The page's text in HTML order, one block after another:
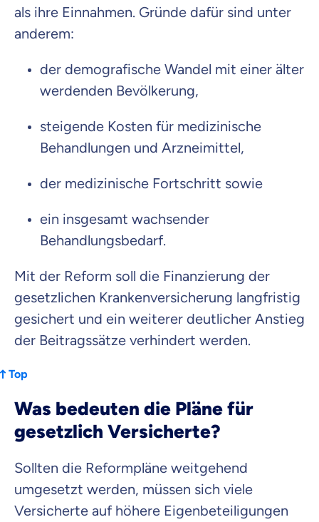
als ihre Einnahmen. Gründe dafür sind unter
anderem:
der demografische Wandel mit einer älter
werdenden Bevölkerung,
steigende Kosten für medizinische
Behandlungen und Arzneimittel,
der medizinische Fortschritt sowie
ein insgesamt wachsender
Behandlungsbedarf.
Mit der Reform soll die Finanzierung der
gesetzlichen Krankenversicherung langfristig
gesichert und ein weiterer deutlicher Anstieg
der Beitragssätze verhindert werden.
Top
Was bedeuten die Pläne für
gesetzlich Versicherte?
Sollten die Reformpläne weitgehend
umgesetzt werden, müssen sich viele
Versicherte auf höhere Eigenbeteiligungen